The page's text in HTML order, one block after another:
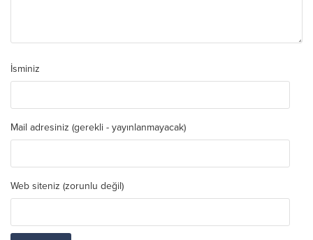
İsminiz
Mail adresiniz (gerekli - yayınlanmayacak)
Web siteniz (zorunlu değil)